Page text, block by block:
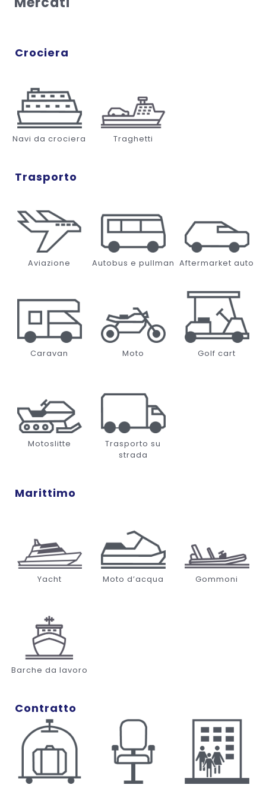
Crociera
Navi da crociera Traghetti
Trasporto
Aviazione Autobus e pullman Aftermarket auto
Caravan Moto Golf cart
Motoslitte
Trasporto su
strada
Marittimo
Yacht Moto d’acqua Gommoni
Barche da lavoro
Contratto